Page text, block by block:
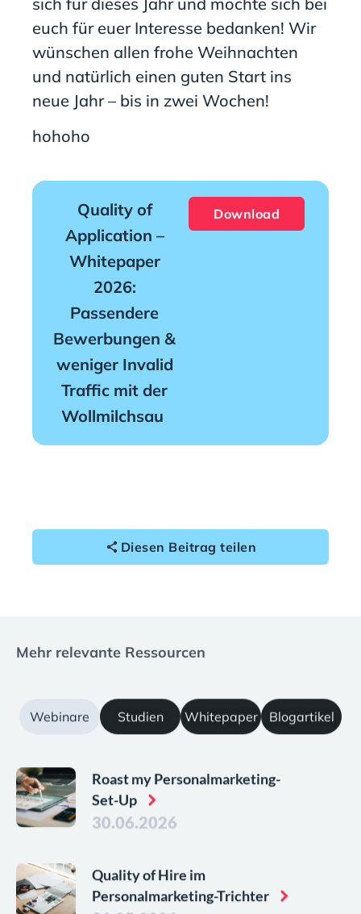
euch für euer Interesse bedanken! Wir
wünschen allen frohe Weihnachten
und natürlich einen guten Start ins
neue Jahr – bis in zwei Wochen!
hohoho
Quality of
Application –
Whitepaper
2026:
Passendere
Bewerbungen &
weniger Invalid
Traffic mit der
Wollmilchsau
Download
Diesen Beitrag teilen
Mehr relevante Ressourcen
Webinare Studien Whitepaper Blogartikel
Roast my Personalmarketing-
Set-Up
30.06.2026
Quality of Hire im
Personalmarketing-Trichter